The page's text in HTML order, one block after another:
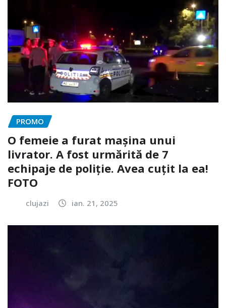
PROMO
O femeie a furat mașina unui
livrator. A fost urmărită de 7
echipaje de poliție. Avea cuțit la ea!
FOTO
clujazi ian. 21, 2025